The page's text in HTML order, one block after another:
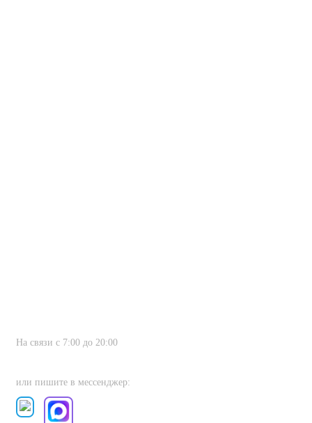
На связи с 7:00 до 20:00
или пишите в мессенджер: